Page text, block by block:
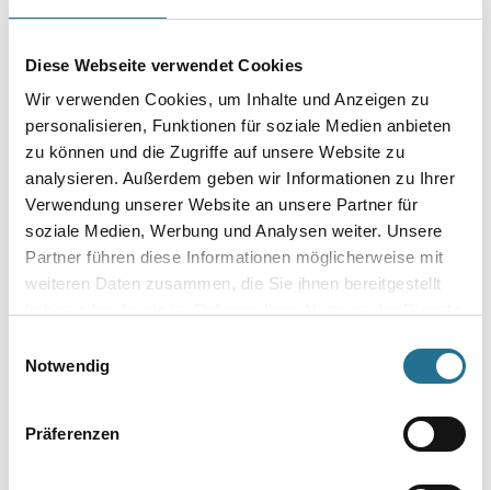
Diese Webseite verwendet Cookies
Wir verwenden Cookies, um Inhalte und Anzeigen zu
personalisieren, Funktionen für soziale Medien anbieten
zu können und die Zugriffe auf unsere Website zu
analysieren. Außerdem geben wir Informationen zu Ihrer
Verwendung unserer Website an unsere Partner für
soziale Medien, Werbung und Analysen weiter. Unsere
Partner führen diese Informationen möglicherweise mit
weiteren Daten zusammen, die Sie ihnen bereitgestellt
Notwendig
Präferenzen
Breite in millimeter
Stärke in millimeter